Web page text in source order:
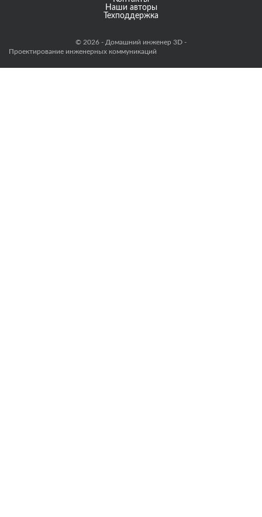
Наши авторы
Техподдержка
© 2026 - Домашний инженер 3D -
Проектирование инженерных коммуникаций